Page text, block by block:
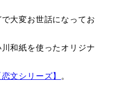
大変お世話になってお
和紙を使ったオリジナ
恋文シリーズ】 。